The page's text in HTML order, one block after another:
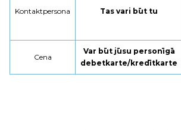
Kontaktpersona Tas vari būt tu
Cena
Var būt jūsu personīgā
debetkarte/kredītkarte